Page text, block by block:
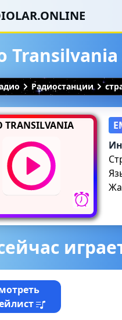
Радиостанции
TRANSILVANIA